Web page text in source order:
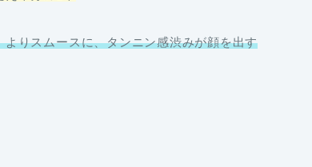
りスムースに、タンニン感渋みが顔を出す